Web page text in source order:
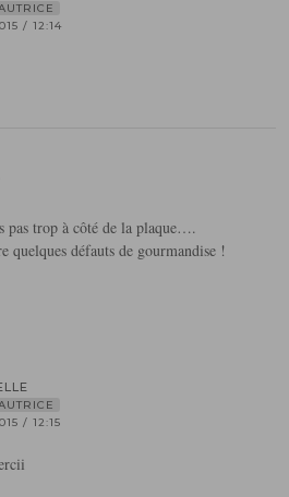
/ 12:14
pas trop à côté de la plaque….
quelques défauts de gourmandise !
/ 12:15